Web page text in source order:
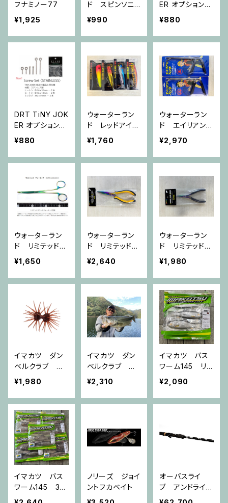
フナミノー77
¥1,925
ド スピンソニッ
ク18g 原点回帰
¥990
ER オプションパ
ーツ（ Prop）
¥880
DRT TiNY JOK
ER オプションパ
ーツ （スクリュ
¥880
ウォーターラン
ド レッドアイキ
ング 90mm/2
0g
¥1,760
ウォーターラン
ド エイリアンペ
ンチ
¥2,970
ウォーターラン
ド リミテッドフ
ォーセップ
¥1,650
ウォーターラン
ド リミテッドプ
ライヤーL
¥2,640
ウォーターラン
ド リミテッドプ
ライヤーSS
¥1,980
イマカツ ダン
ベルクラブ エ
ラストマー
¥1,980
イマカツ ダン
ベルクラブ エ
ラストマー(ツー
トン)
¥2,310
イマカツ バス
ワーム145 リア
ルカラー
¥2,090
イマカツ バス
ワーム145 3Ⅾ
リアリズム
ノリーズ ジョイ
ントフカベイト
オーバスライ
ブ アンドライブ
パレード ミッド